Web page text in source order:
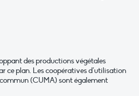
des productions végétales
ce plan. Les coopératives d’utilisation
(CUMA) sont également